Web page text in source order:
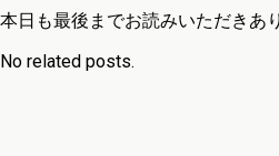
本日も最後までお読みいただきあ
No related posts.